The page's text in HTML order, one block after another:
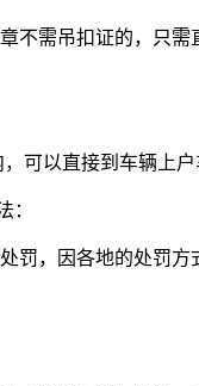
不需吊扣证的，只
可以直接到车辆上
：
罚，因各地的处罚